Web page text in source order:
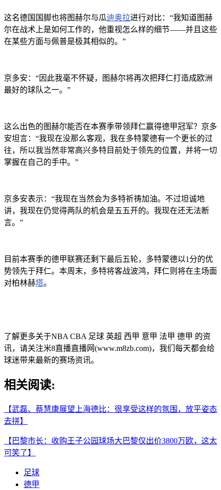
这名德国国脚也将图赫尔与瓜迪奥拉进行对比：“我知道图赫
尔在战术上是如何工作的，他重视怎么样的细节——并且这些
在某些方面与佩普是极其相似的。”
京多安：“因此我毫不怀疑，图赫尔将再次把拜仁打造成欧洲
最好的球队之一。”
这么出色的图赫尔能否在本赛季带领拜仁赢得德甲冠军？京多
安坦言：“我现在没那么客观，我在多特蒙德有一个更长的过
往，所以我当然非常高兴多特目前处于领先的位置，并将一切
掌握在自己的手中。”
京多安表示：“我现在当然会为多特祈祷加油。不过坦诚地
讲，我现在仍觉得两队的机会是五五开的。我现在还无法断
言。”
目前本赛季的德甲联赛还剩下最后五轮，多特蒙德以1分的优
势领先于拜仁。本周末，多特将客战波鸿，拜仁则将在主场面
对柏林赫塔。
了解更多关于NBA CBA 足球 英超 西甲 意甲 法甲 德甲 的资
讯，请关注米8直播直播网(www.m8zb.com)，我们每天都会给
球迷带来最新的赛场资讯。
相关阅读:
【武磊、蔡慧康展望上海德比：很享受这样的氛围，放平姿态
去拼】
【巴黎市长：收购王子公园球场大巴黎仅出价3800万欧，这太
可笑了】
足球
德甲